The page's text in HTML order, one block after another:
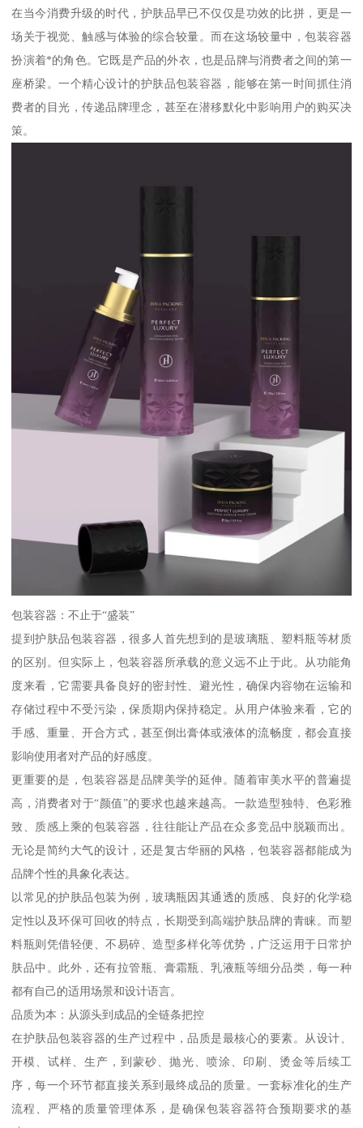
在当今消费升级的时代，护肤品早已不仅仅是功效的比拼，更是一
场关于视觉、触感与体验的综合较量。而在这场较量中，包装容器
扮演着*的角色。它既是产品的外衣，也是品牌与消费者之间的第一
座桥梁。一个精心设计的护肤品包装容器，能够在第一时间抓住消
费者的目光，传递品牌理念，甚至在潜移默化中影响用户的购买决
策。
包装容器：不止于“盛装”
提到护肤品包装容器，很多人首先想到的是玻璃瓶、塑料瓶等材质
的区别。但实际上，包装容器所承载的意义远不止于此。从功能角
度来看，它需要具备良好的密封性、避光性，确保内容物在运输和
存储过程中不受污染，保质期内保持稳定。从用户体验来看，它的
手感、重量、开合方式，甚至倒出膏体或液体的流畅度，都会直接
影响使用者对产品的好感度。
更重要的是，包装容器是品牌美学的延伸。随着审美水平的普遍提
高，消费者对于“颜值”的要求也越来越高。一款造型独特、色彩雅
致、质感上乘的包装容器，往往能让产品在众多竞品中脱颖而出。
无论是简约大气的设计，还是复古华丽的风格，包装容器都能成为
品牌个性的具象化表达。
以常见的护肤品包装为例，玻璃瓶因其通透的质感、良好的化学稳
定性以及环保可回收的特点，长期受到高端护肤品牌的青睐。而塑
料瓶则凭借轻便、不易碎、造型多样化等优势，广泛运用于日常护
肤品中。此外，还有拉管瓶、膏霜瓶、乳液瓶等细分品类，每一种
都有自己的适用场景和设计语言。
品质为本：从源头到成品的全链条把控
在护肤品包装容器的生产过程中，品质是最核心的要素。从设计、
开模、试样、生产，到蒙砂、抛光、喷涂、印刷、烫金等后续工
序，每一个环节都直接关系到最终成品的质量。一套标准化的生产
流程、严格的质量管理体系，是确保包装容器符合预期要求的基